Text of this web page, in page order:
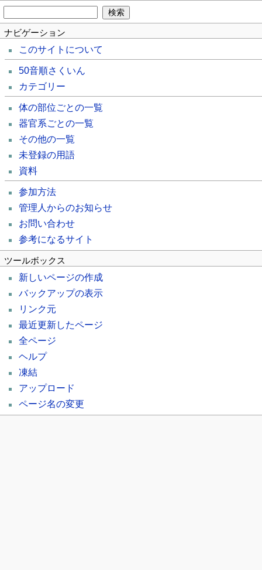
ナビゲーション
このサイトについて
50音順さくいん
カテゴリー
体の部位ごとの一覧
器官系ごとの一覧
その他の一覧
未登録の用語
資料
参加方法
管理人からのお知らせ
お問い合わせ
参考になるサイト
ツールボックス
新しいページの作成
バックアップの表示
リンク元
最近更新したページ
全ページ
ヘルプ
凍結
アップロード
ページ名の変更